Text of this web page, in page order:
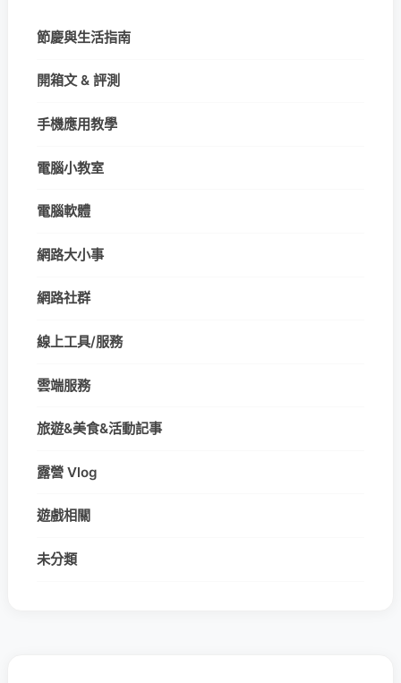
節慶與生活指南
開箱文 & 評測
手機應用教學
電腦小教室
電腦軟體
網路大小事
網路社群
線上工具/服務
雲端服務
旅遊&美食&活動記事
露營 Vlog
遊戲相關
未分類